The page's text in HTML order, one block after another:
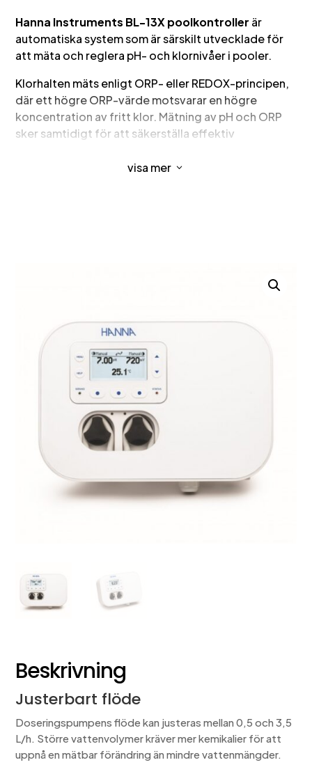
Hanna Instruments BL-13X poolkontroller är
automatiska system som är särskilt utvecklade för
att mäta och reglera pH- och klornivåer i pooler.
Klorhalten mäts enligt ORP- eller REDOX-principen,
där ett högre ORP-värde motsvarar en högre
koncentration av fritt klor. Mätning av pH och ORP
sker samtidigt för att säkerställa effektiv
Desinfektionsmedel som klor kräver ett stabilt pH-
utgångar som kan anslutas till en extern datalogger
de uppmätta parametrarna. Utgångarna är skalbara,
vilket ger högre flexibilitet och bättre upplösning
Samtliga styrenheter i
BL-13X-serien
tillsammans med den digitala proben
Denna prob har sensorer för pH, ORP och
temperatur samt en kompensationspinne. Den är
konstruerad för att upptäcka trasiga elektroder
genom förändring av nollpotentialen kring pH 4.
HI1036-18XX använder en Ag/AgCl-referens med
3,5 M KCl, som fungerar som referens för ORP-
och statisk elektricitet som annars kan uppstå i
analoga högimpedanssignaler.
visa mer 3
Beskrivning
Justerbart flöde
Doseringspumpens flöde kan justeras mellan 0,5 och 3,5
L/h. Större vattenvolymer kräver mer kemikalier för att
uppnå en mätbar förändring än mindre vattenmängder.